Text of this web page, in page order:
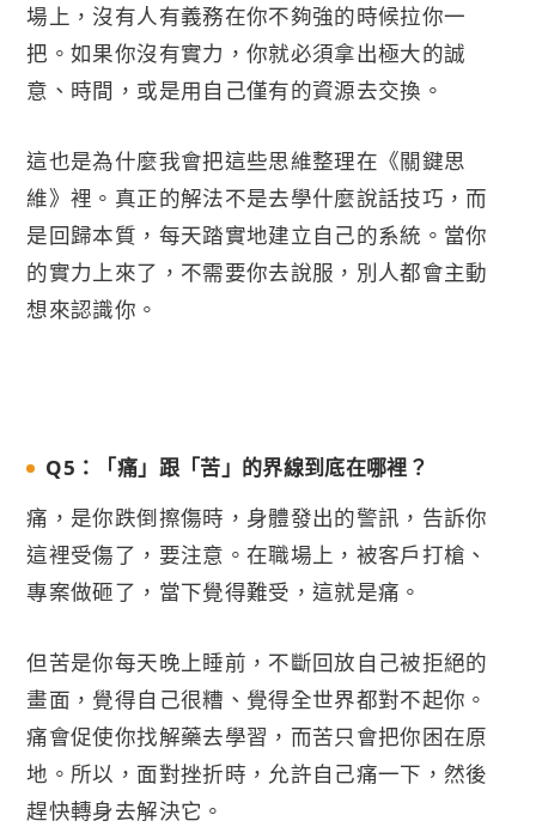
場上，沒有人有義務在你不夠強的時候拉你一
把。如果你沒有實力，你就必須拿出極大的誠
意、時間，或是用自己僅有的資源去交換。
這也是為什麼我會把這些思維整理在《關鍵思
維》裡。真正的解法不是去學什麼說話技巧，而
是回歸本質，每天踏實地建立自己的系統。當你
的實力上來了，不需要你去說服，別人都會主動
想來認識你。
Q5：「痛」跟「苦」的界線到底在哪裡？
痛，是你跌倒擦傷時，身體發出的警訊，告訴你
這裡受傷了，要注意。在職場上，被客戶打槍、
專案做砸了，當下覺得難受，這就是痛。
但苦是你每天晚上睡前，不斷回放自己被拒絕的
畫面，覺得自己很糟、覺得全世界都對不起你。
痛會促使你找解藥去學習，而苦只會把你困在原
地。所以，面對挫折時，允許自己痛一下，然後
趕快轉身去解決它。